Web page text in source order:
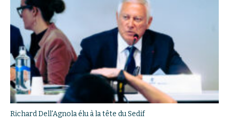
Richard Dell'Agnola élu à la tête du Sedif